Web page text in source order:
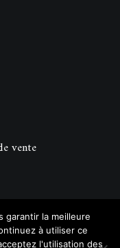
droits réservés.
vente
garantir la meilleure
à utiliser ce
l'utilisation des